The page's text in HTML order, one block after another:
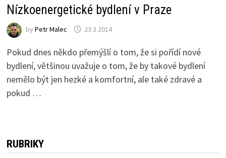
Nízkoenergetické bydlení v Praze
by Petr Malec 23.3.2014
Pokud dnes někdo přemýšlí o tom, že si pořídí nové
bydlení, většinou uvažuje o tom, že by takové bydlení
nemělo být jen hezké a komfortní, ale také zdravé a
pokud …
RUBRIKY